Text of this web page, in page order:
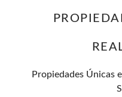
Propiedades Únicas